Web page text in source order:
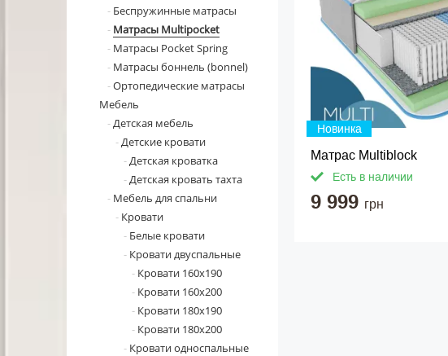
Беспружинные матрасы
Матрасы Multipocket
Матрасы Pocket Spring
Матрасы боннель (bonnel)
Ортопедические матрасы
Мебель
Детская мебель
Детские кровати
Детская кроватка
Детская кровать тахта
Мебель для спальни
Кровати
Белые кровати
Кровати двуспальные
Кровати 160x190
Кровати 160x200
Кровати 180x190
Кровати 180x200
Кровати односпальные
Новинка
Матрас Multiblock
Есть в наличии
9 999 грн